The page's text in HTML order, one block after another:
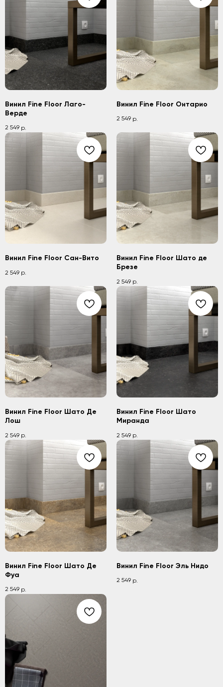
Винил Fine Floor Лаго-
Верде
2 549 р.
Винил Fine Floor Онтарио
2 549 р.
Винил Fine Floor Сан-Вито
2 549 р.
Винил Fine Floor Шато де
Брезе
2 549 р.
Винил Fine Floor Шато Де
Лош
2 549 р.
Винил Fine Floor Шато
Миранда
2 549 р.
Винил Fine Floor Шато Де
Фуа
2 549 р.
Винил Fine Floor Эль Нидо
2 549 р.